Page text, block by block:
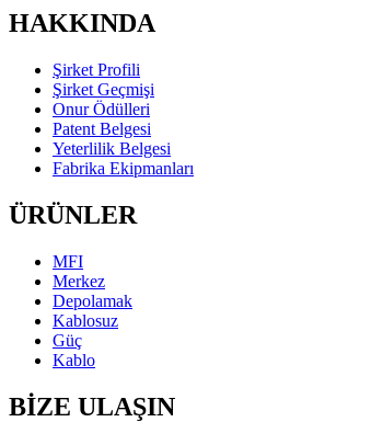
HAKKINDA
Şirket Profili
Şirket Geçmişi
Onur Ödülleri
Patent Belgesi
Yeterlilik Belgesi
Fabrika Ekipmanları
ÜRÜNLER
MFI
Merkez
Depolamak
Kablosuz
Güç
Kablo
BİZE ULAŞIN